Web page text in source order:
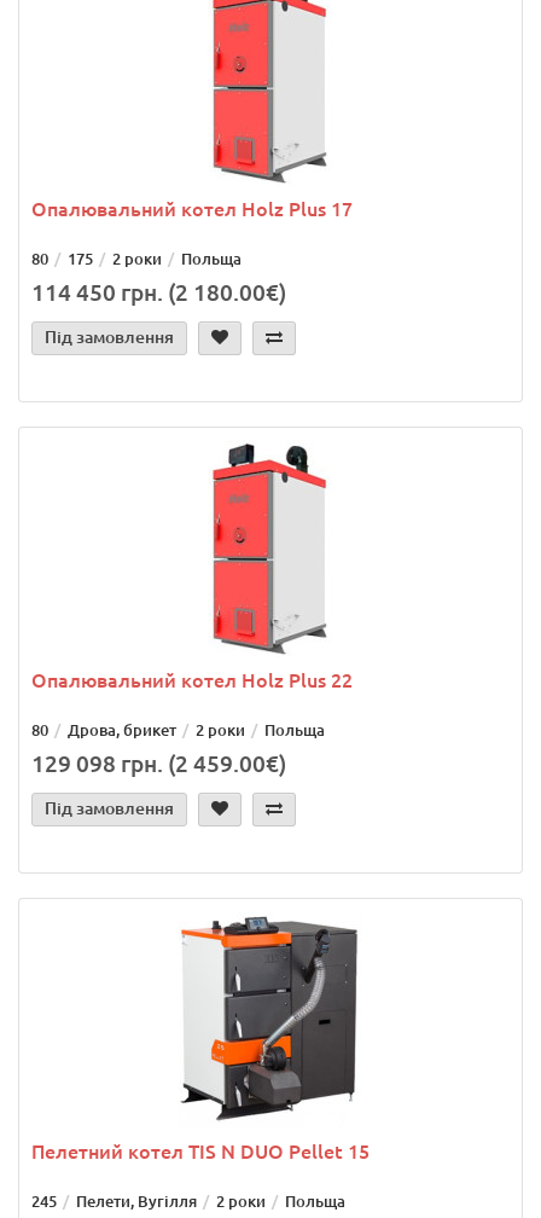
Опалювальний котел Holz Plus 17
80 175 2 роки Польща
114 450 грн. (2 180.00€)
Під замовлення
Опалювальний котел Holz Plus 22
80 Дрова, брикет 2 роки Польща
129 098 грн. (2 459.00€)
Під замовлення
Пелетний котел TIS N DUO Pellet 15
245 Пелети, Вугілля 2 роки Польща